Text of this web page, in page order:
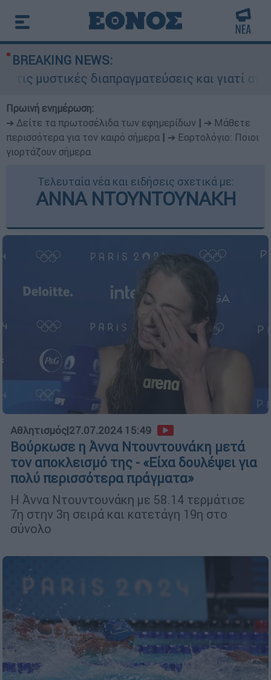
BREAKING NEWS:
διαπραγματεύσεις και γιατί αντιδρούν οι
Πρωινή ενημέρωση:
➔ Δείτε τα πρωτοσέλιδα των εφημερίδων
➔ Μάθετε
περισσότερα για τον καιρό σήμερα
➔ Εορτολόγιο: Ποιοι
γιορτάζουν σήμερα
Τελευταία νέα και ειδήσεις σχετικά με:
ΑΝΝΑ ΝΤΟΥΝΤΟΥΝΑΚΗ
Αθλητισμός|27.07.2024 15:49
Βούρκωσε η Άννα Ντουντουνάκη μετά
τον αποκλεισμό της - «Eίχα δουλέψει για
πολύ περισσότερα πράγματα»
Η Άννα Ντουντουνάκη με 58.14 τερμάτισε
7η στην 3η σειρά και κατετάγη 19η στο
σύνολο